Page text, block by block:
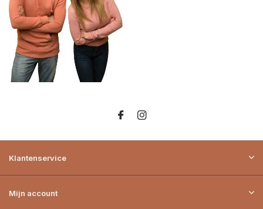
Klantenservice
Mijn account